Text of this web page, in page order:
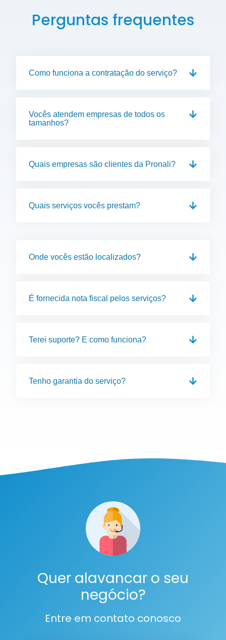
Perguntas frequentes
Como funciona a contratação do serviço?
Vocês atendem empresas de todos os
tamanhos?
Quais empresas são clientes da Pronali?
Quais serviços vocês prestam?
Onde vocês estão localizados?
É fornecida nota fiscal pelos serviços?
Terei suporte? E como funciona?
Tenho garantia do serviço?
Quer alavancar o seu
negócio?
Entre em contato conosco